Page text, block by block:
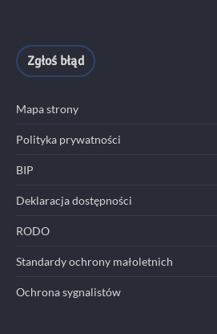
Zgłoś błąd
Mapa strony
Polityka prywatności
BIP
Deklaracja dostępności
RODO
Standardy ochrony małoletnich
Ochrona sygnalistów